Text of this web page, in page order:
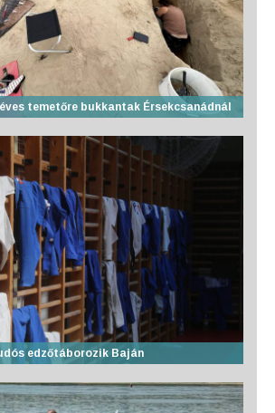
temetőre bukkantak Érsekcsanádnál
edzőtáborozik Baján